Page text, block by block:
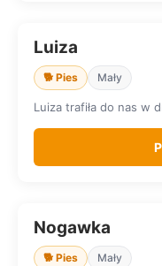
SZUKA DOMU
Luiza
🐕 Pies Mały
Luiza trafiła do nas w
SZUKA DOMU
Nogawka
🐕 Pies Mały